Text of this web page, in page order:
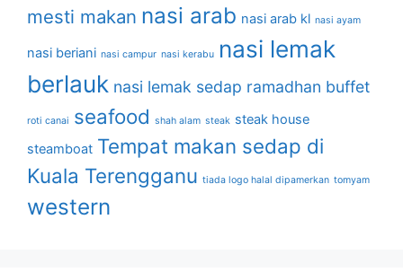
mesti makan nasi arab nasi arab kl nasi ayam
nasi beriani nasi campur nasi kerabu nasi lemak
berlauk nasi lemak sedap ramadhan buffet
roti canai seafood shah alam steak steak house
steamboat Tempat makan sedap di
Kuala Terengganu tiada logo halal dipamerkan tomyam
western